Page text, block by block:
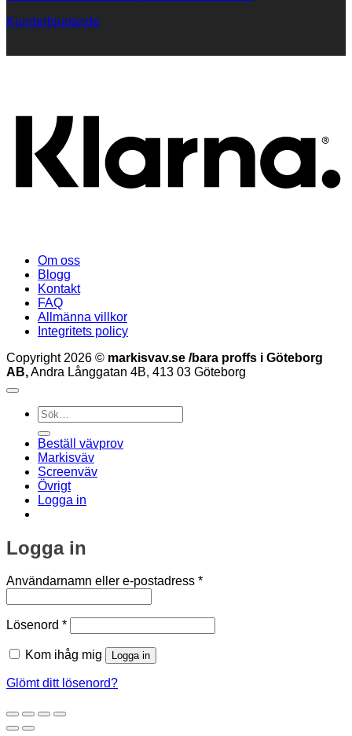
Kunderbjudande
Om oss
Blogg
Kontakt
FAQ
Allmänna villkor
Integritets policy
Copyright 2026 © markisvav.se /bara proffs i Göteborg
AB,Andra Långgatan 4B, 413 03 Göteborg
Sök
efter:
Beställ vävprov
Markisväv
Screenväv
Övrigt
Logga in
Logga in
Användarnamn eller e-postadress *Obligatoriskt
Lösenord *Obligatoriskt
Kom ihåg mig Logga in
Glömt ditt lösenord?